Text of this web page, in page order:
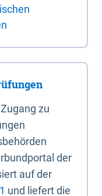
zu
der
auf der
und liefert die